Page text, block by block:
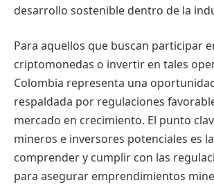
desarrollo sostenible dentro de la
Para aquellos que buscan participar
criptomonedas o invertir en tales
Colombia representa una
respaldada por regulaciones
mercado en crecimiento. El punto
mineros e inversores potenciales es
comprender y cumplir con las
para asegurar emprendimientos